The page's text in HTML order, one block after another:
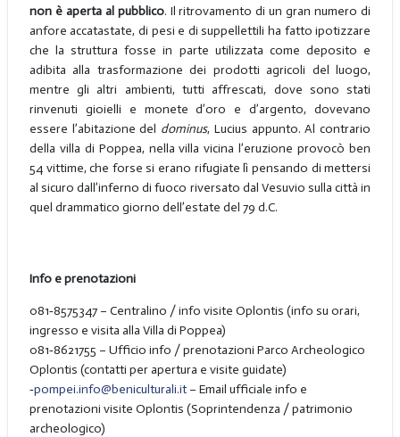
non è aperta al pubblico. Il ritrovamento di un gran numero di
anfore accatastate, di pesi e di suppellettili ha fatto ipotizzare
che la struttura fosse in parte utilizzata come deposito e
adibita alla trasformazione dei prodotti agricoli del luogo,
mentre gli altri ambienti, tutti affrescati, dove sono stati
rinvenuti gioielli e monete d’oro e d’argento, dovevano
essere l’abitazione del dominus, Lucius appunto. Al contrario
della villa di Poppea, nella villa vicina l’eruzione provocò ben
54 vittime, che forse si erano rifugiate lì pensando di mettersi
al sicuro dall’inferno di fuoco riversato dal Vesuvio sulla città in
quel drammatico giorno dell’estate del 79 d.C.
Info e prenotazioni
081‑8575347 – Centralino / info visite Oplontis (info su orari,
ingresso e visita alla Villa di Poppea)
081‑8621755 – Ufficio info / prenotazioni Parco Archeologico
Oplontis (contatti per apertura e visite guidate)
‑pompei.info@beniculturali.it– Email ufficiale info e
prenotazioni visite Oplontis (Soprintendenza / patrimonio
archeologico)